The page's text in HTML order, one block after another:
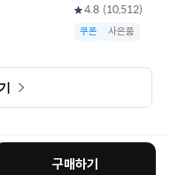
구매하기
4.8 (10,512)
쿠폰 사은품